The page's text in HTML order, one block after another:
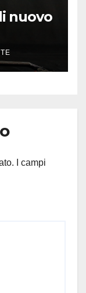
nuovo
I campi